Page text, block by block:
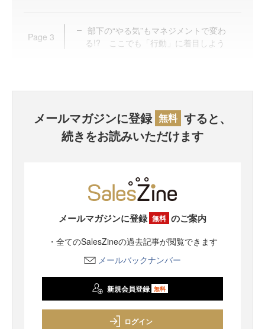
Page 3
部下の“やる気”もマネジメントで変わ
る!? ここでも「行動」に着目しよう
メールマガジンに登録 無料 すると、
続きをお読みいただけます
メールマガジンに登録 無料 のご案内
・全てのSalesZineの過去記事が閲覧できます
メールバックナンバー
新規会員登録 無料
ログイン